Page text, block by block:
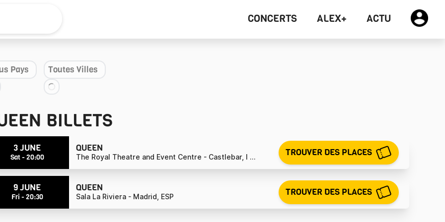
CONCERTS ALEX+ ACTU
Concerts
Pays Toutes Villes
BILLETS
3 JUNE
Sat - 20:00
QUEEN
The Royal Theatre and Event Centre - Castlebar, I ... TROUVER DES PLACES
9 JUNE
Fri - 20:30
QUEEN
Sala La Riviera - Madrid, ESP TROUVER DES PLACES